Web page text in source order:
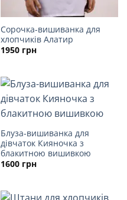
Сорочка-вишиванка для
хлопчиків Алатир
1950 грн
Блуза-вишиванка для
дівчаток Кияночка з
блакитною вишивкою
1600 грн